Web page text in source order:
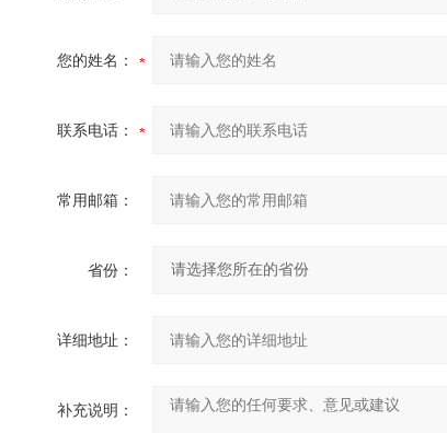
您的姓名：
联系电话：
常用邮箱：
省份：
详细地址：
补充说明：